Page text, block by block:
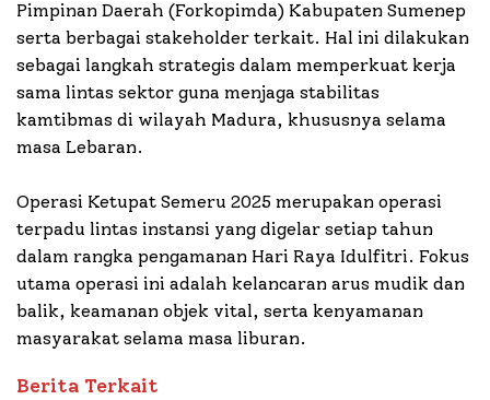
Pimpinan Daerah (Forkopimda) Kabupaten Sumenep
serta berbagai stakeholder terkait. Hal ini dilakukan
sebagai langkah strategis dalam memperkuat kerja
sama lintas sektor guna menjaga stabilitas
kamtibmas di wilayah Madura, khususnya selama
masa Lebaran.
Operasi Ketupat Semeru 2025 merupakan operasi
terpadu lintas instansi yang digelar setiap tahun
dalam rangka pengamanan Hari Raya Idulfitri. Fokus
utama operasi ini adalah kelancaran arus mudik dan
balik, keamanan objek vital, serta kenyamanan
masyarakat selama masa liburan.
Berita Terkait